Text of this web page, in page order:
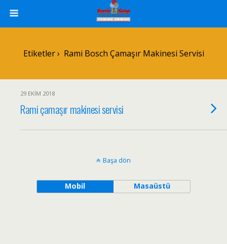
Etiketler › Rami Bosch Çamaşır Makinesi Servisi
29 EKIM 2018
Rami çamaşır makinesi servisi
Başa dön
Mobil Masaüstü